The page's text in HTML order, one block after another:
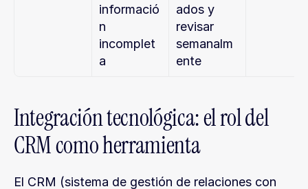
informació
n
incomplet
a
ados y
revisar
semanalm
ente
Integración tecnológica: el rol del
CRM como herramienta
El CRM (sistema de gestión de relaciones con